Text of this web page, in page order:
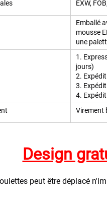
EXW,
Emballé
mousse
une
1.
jours)
2.
3.
4.
Virement
Design
peut être déplacé